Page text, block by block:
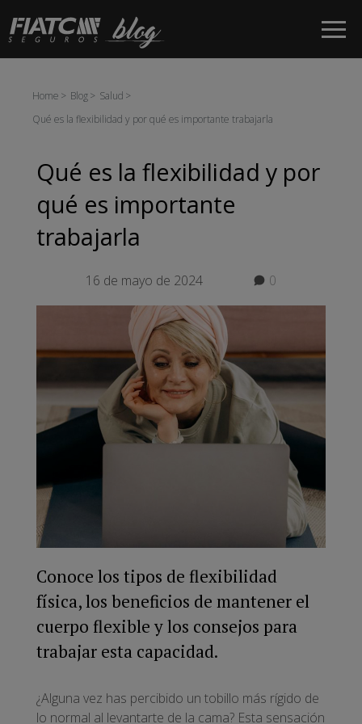
Saltar al contenido principal
Home Blog
Salud
Qué es la flexibilidad y por qué es importante trabajarla
Qué es la flexibilidad y por
qué es importante
trabajarla
16 de mayo de 2024 0
Conoce los tipos de flexibilidad
física, los beneficios de mantener el
cuerpo flexible y los consejos para
trabajar esta capacidad.
¿Alguna vez has percibido un tobillo más rígido de
lo normal al levantarte de la cama? Esta sensación